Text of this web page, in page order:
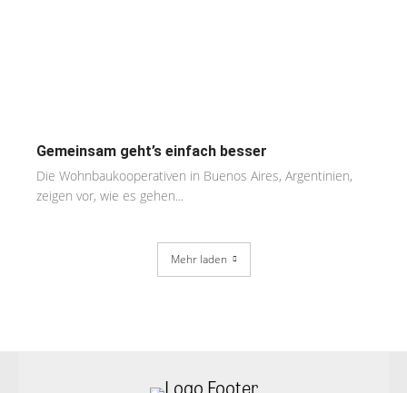
Gemeinsam geht’s einfach besser
Die Wohnbaukooperativen in Buenos Aires, Argentinien,
zeigen vor, wie es gehen...
Mehr laden